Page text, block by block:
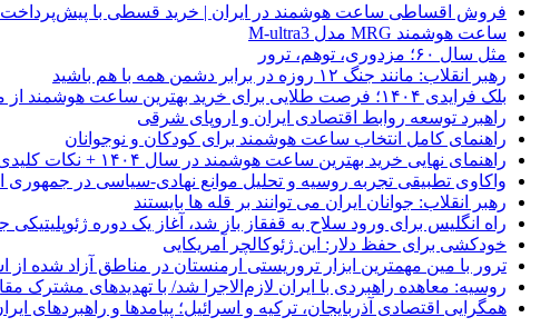
فروش اقساطی ساعت هوشمند در ایران | خرید قسطی با
ساعت هوشمند MRG مدل M-ultra3
مثل سال ۶۰؛ مزدوری، توهم، ترور
رهبر انقلاب: مانند جنگ ۱۲ روزه در برابر دشمن همه با هم باشید
بلک فرایدی ۱۴۰۴؛ فرصت طلایی برای خرید بهترین ساعت هوشمند از موبیکسور
راهبرد توسعه روابط اقتصادی ایران و اروپای شرقی
راهنمای کامل انتخاب ساعت هوشمند برای کودکان و نوجوانان
راهنمای نهایی خرید بهترین ساعت هوشمند در سال ۱۴۰۴ + نکات کلیدی
واکاوی تطبیقی تجربه روسیه و تحلیل موانع نهادی-سیاسی در جمهوری
رهبر انقلاب: جوانان ایران می توانند بر قله ها بایستند
راه انگلیس برای ورود سلاح به قفقاز باز شد، آغاز یک دوره ژئوپلیتیکی
خودکشی برای حفظ دلار: این ژئوکالچر آمریکایی
ترور با مین مهمترین ابزار تروریستی ارمنستان در مناطق آزاد شده
روسیه: معاهده راهبردی با ایران لازم‌الاجرا شد/ با تهدیدهای مشترک
همگرایی اقتصادی آذربایجان، ترکیه و اسرائیل؛ پیامدها و راهبردهای